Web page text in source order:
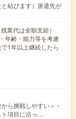
結びます）派遣先が
業代は全額支給）
年齢・能力等を考慮
1年以上継続したら
ら挑戦しやすい＞・
ト項目に沿っ…